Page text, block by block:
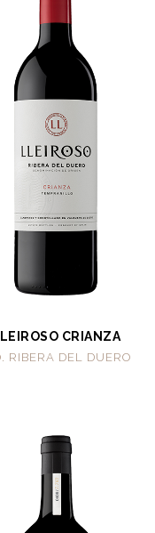
CRIANZA
RIBERA DEL DUERO